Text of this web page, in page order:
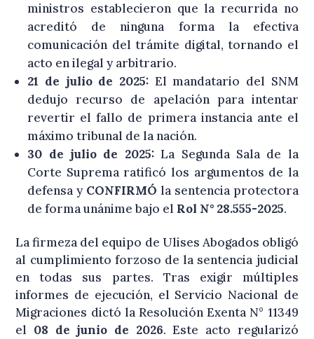
ministros establecieron que la recurrida no
acreditó de ninguna forma la efectiva
comunicación del trámite digital, tornando el
acto en ilegal y arbitrario.
21 de julio de 2025: El mandatario del SNM
dedujo recurso de apelación para intentar
revertir el fallo de primera instancia ante el
máximo tribunal de la nación.
30 de julio de 2025:La Segunda Sala de la
Corte Suprema ratificó los argumentos de la
defensa y CONFIRMÓ la sentencia protectora
de forma unánime bajo el Rol N° 28.555-2025.
La firmeza del equipo de Ulises Abogados obligó
al cumplimiento forzoso de la sentencia judicial
en todas sus partes. Tras exigir múltiples
informes de ejecución, el Servicio Nacional de
Migraciones dictó la Resolución Exenta N° 11349
el 08 de junio de 2026. Este acto regularizó